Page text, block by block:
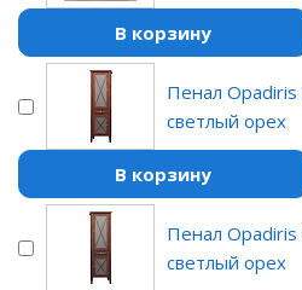
В корзину
Пенал
светлый орех
В корзину
Пенал
светлый орех